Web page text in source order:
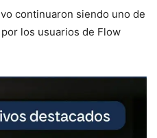
continuaron siendo uno de
los usuarios de Flow